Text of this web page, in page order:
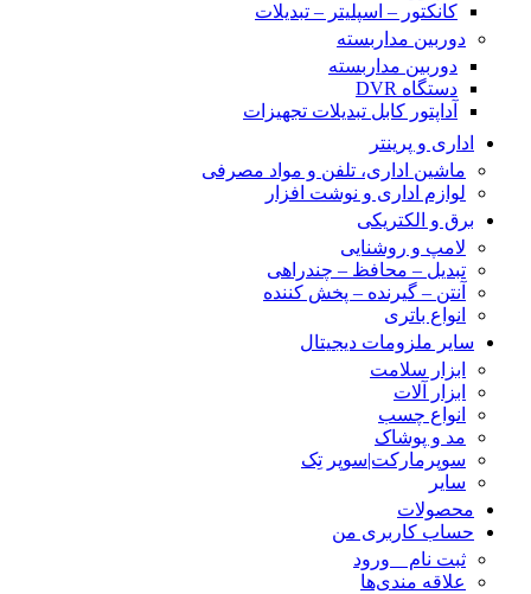
کانکتور – اسپلیتر – تبدیلات
دوربین مداربسته
دوربین مداربسته
دستگاه DVR
آداپتور کابل تبدیلات تجهیزات
اداری و پرینتر
ماشین اداری، تلفن و مواد مصرفی
لوازم اداری و نوشت افزار
برق و الکتریکی
لامپ و روشنایی
تبدیل – محافظ – چندراهی
آنتن – گیرنده – پخش کننده
انواع باتری
سایر ملزومات دیجیتال
ابزار سلامت
ابزار آلات
انواع چسب
مد و پوشاک
سوپرمارکت|سوپر تِک
سایر
محصولات
حساب کاربری من
ثبت نام _ ورود
علاقه مندی‌ها